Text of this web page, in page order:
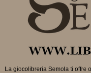
La giocolibreria Semola ti offre